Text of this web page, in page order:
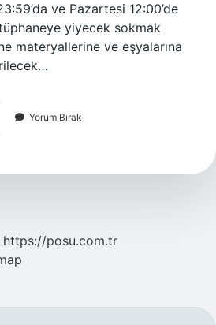
ve Pazartesi 12:00’de
yiyecek sokmak
materyallerine ve eşyalarına
Yorum Bırak
https://posu.com.tr